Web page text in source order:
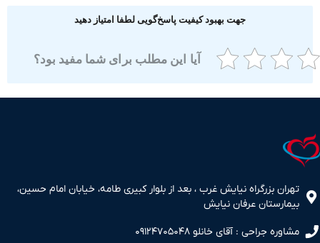
جهت بهبود کیفیت پاسخ‌گویی لطفا امتیاز دهید
آیا این مطلب برای شما مفید بود؟
بزرگراه نیایش غرب ، بعد از بلوار کبیری طامه، خیابان امام حسین،
عرفان نیایش
جراحی : آقای خانلو ۰۹۱۲۴۷۰۵۰۴۸